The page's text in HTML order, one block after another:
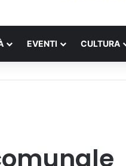
EVENTI CULTURA